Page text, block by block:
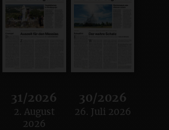
31/2026
:
2. August
2026
30/2026
:
26. Juli 2026